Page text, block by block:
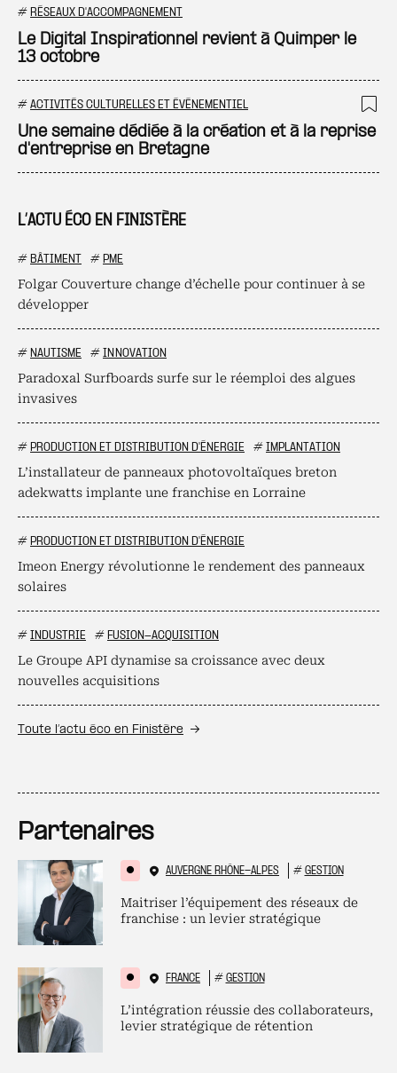
L’ACTU ÉCO EN FINISTÈRE
# BÂTIMENT # PME
Folgar Couverture change d’échelle pour continuer à se
développer
# NAUTISME # INNOVATION
Paradoxal Surfboards surfe sur le réemploi des algues
invasives
# PRODUCTION ET DISTRIBUTION D'ÉNERGIE # IMPLANTATION
L’installateur de panneaux photovoltaïques breton
adekwatts implante une franchise en Lorraine
# PRODUCTION ET DISTRIBUTION D'ÉNERGIE
Imeon Energy révolutionne le rendement des panneaux
solaires
# INDUSTRIE # FUSION-ACQUISITION
Le Groupe API dynamise sa croissance avec deux
nouvelles acquisitions
Toute l’actu éco en Finistère
# RÉSEAUX D'ACCOMPAGNEMENT
Le Digital Inspirationnel revient à Quimper le
13 octobre
# ACTIVITÉS CULTURELLES ET ÉVÉNEMENTIEL
Une semaine dédiée à la création et à la reprise
d'entreprise en Bretagne
Partenaires
AUVERGNE RHÔNE-ALPES # GESTION
Maitriser l’équipement des réseaux de
franchise : un levier stratégique
FRANCE # GESTION
L’intégration réussie des collaborateurs,
levier stratégique de rétention